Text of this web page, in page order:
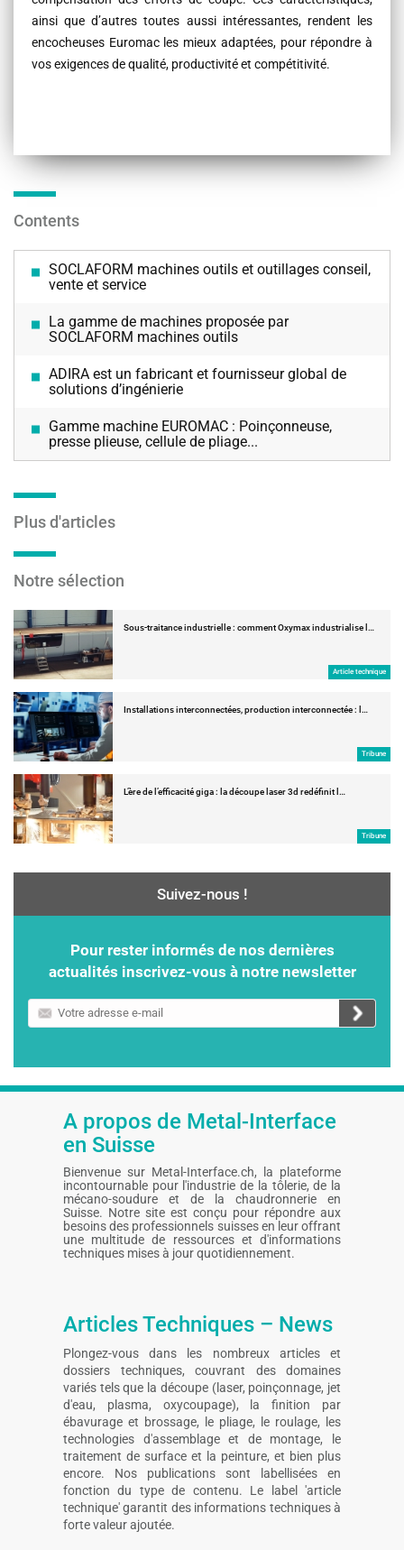
ainsi que d’autres toutes aussi intéressantes, rendent les
encocheuses Euromac les mieux adaptées, pour répondre à
vos exigences de qualité, productivité et compétitivité.
Contents
SOCLAFORM machines outils et outillages conseil,
vente et service
La gamme de machines proposée par
SOCLAFORM machines outils
ADIRA est un fabricant et fournisseur global de
solutions d’ingénierie
Gamme machine EUROMAC : Poinçonneuse,
presse plieuse, cellule de pliage...
Plus d'articles
Notre sélection
Sous-traitance industrielle : comment Oxymax industrialise l…
Article technique
Installations interconnectées, production interconnectée : l…
Tribune
L’ère de l’efficacité giga : la découpe laser 3d redéfinit l…
Tribune
Suivez-nous !
Pour rester informés de nos dernières
actualités inscrivez-vous à notre newsletter
Votre
adresse
A propos de Metal-Interface
en Suisse
Bienvenue sur Metal-Interface.ch, la plateforme
incontournable pour l'industrie de la tôlerie, de la
mécano-soudure et de la chaudronnerie en
Suisse. Notre site est conçu pour répondre aux
besoins des professionnels suisses en leur offrant
une multitude de ressources et d'informations
techniques mises à jour quotidiennement.
Articles Techniques – News
Plongez-vous dans les nombreux articles et
dossiers techniques, couvrant des domaines
variés tels que la découpe (laser, poinçonnage, jet
d'eau, plasma, oxycoupage), la finition par
ébavurage et brossage, le pliage, le roulage, les
technologies d'assemblage et de montage, le
traitement de surface et la peinture, et bien plus
encore. Nos publications sont labellisées en
fonction du type de contenu. Le label 'article
technique' garantit des informations techniques à
forte valeur ajoutée.